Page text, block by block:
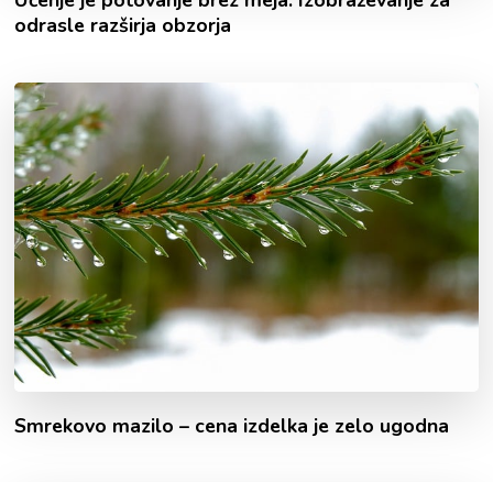
odrasle razširja obzorja
Smrekovo mazilo – cena izdelka je zelo ugodna